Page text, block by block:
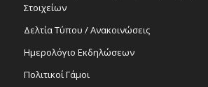
Στοιχείων
Δελτία Τύπου / Ανακοινώσεις
Ημερολόγιο Εκδηλώσεων
Πολιτικοί Γάμοι